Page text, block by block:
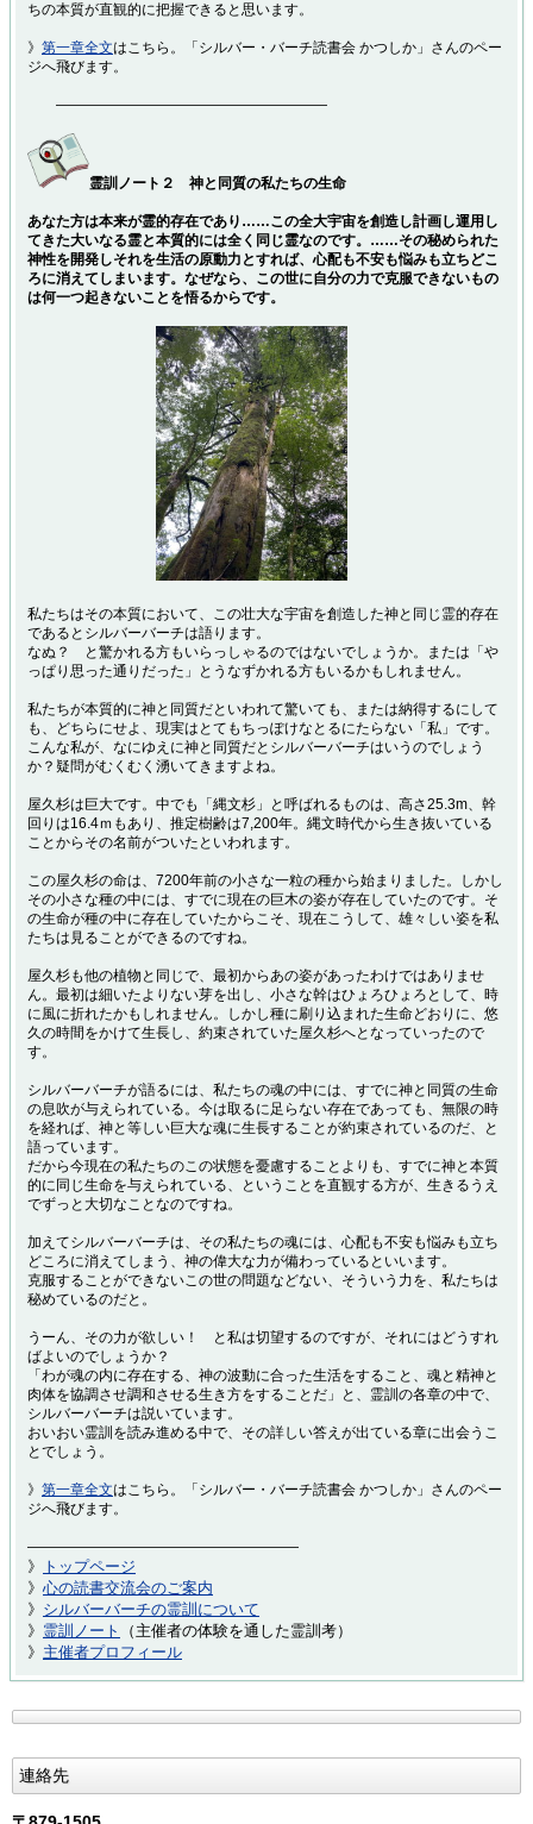
ちの本質が直観的に把握できると思います。
》 第一章全文はこちら。「シルバー・バーチ読書会 かつしか」さんのペー
ジへ飛びます。
―――――――――――――――――――
霊訓ノート２ 神と同質の私たちの生命
あなた方は本来が霊的存在であり……この全大宇宙を創造し計画し運用し
てきた大いなる霊と本質的には全く同じ霊なのです。……その秘められた
神性を開発しそれを生活の原動力とすれば、心配も不安も悩みも立ちどこ
ろに消えてしまいます。なぜなら、この世に自分の力で克服できないもの
は何一つ起きないことを悟るからです。
私たちはその本質において、この壮大な宇宙を創造した神と同じ霊的存在
であるとシルバーバーチは語ります。
なぬ？ と驚かれる方もいらっしゃるのではないでしょうか。または「や
っぱり思った通りだった」とうなずかれる方もいるかもしれません。
私たちが本質的に神と同質だといわれて驚いても、または納得するにして
も、どちらにせよ、現実はとてもちっぽけなとるにたらない「私」です。
こんな私が、なにゆえに神と同質だとシルバーバーチはいうのでしょう
か？疑問がむくむく湧いてきますよね。
屋久杉は巨大です。中でも「縄文杉」と呼ばれるものは、高さ25.3m、幹
回りは16.4ｍもあり、推定樹齢は7,200年。縄文時代から生き抜いている
ことからその名前がついたといわれます。
この屋久杉の命は、7200年前の小さな一粒の種から始まりました。しかし
その小さな種の中には、すでに現在の巨木の姿が存在していたのです。そ
の生命が種の中に存在していたからこそ、現在こうして、雄々しい姿を私
たちは見ることができるのですね。
屋久杉も他の植物と同じで、最初からあの姿があったわけではありませ
ん。最初は細いたよりない芽を出し、小さな幹はひょろひょろとして、時
に風に折れたかもしれません。しかし種に刷り込まれた生命どおりに、悠
久の時間をかけて生長し、約束されていた屋久杉へとなっていったので
す。
シルバーバーチが語るには、私たちの魂の中には、すでに神と同質の生命
の息吹が与えられている。今は取るに足らない存在であっても、無限の時
を経れば、神と等しい巨大な魂に生長することが約束されているのだ、と
語っています。
だから今現在の私たちのこの状態を憂慮することよりも、すでに神と本質
的に同じ生命を与えられている、ということを直観する方が、生きるうえ
でずっと大切なことなのですね。
加えてシルバーバーチは、その私たちの魂には、心配も不安も悩みも立ち
どころに消えてしまう、神の偉大な力が備わっているといいます。
克服することができないこの世の問題などない、そういう力を、私たちは
秘めているのだと。
うーん、その力が欲しい！ と私は切望するのですが、それにはどうすれ
ばよいのでしょうか？
「わが魂の内に存在する、神の波動に合った生活をすること、魂と精神と
肉体を協調させ調和させる生き方をすることだ」と、霊訓の各章の中で、
シルバーバーチは説いています。
おいおい霊訓を読み進める中で、その詳しい答えが出ている章に出会うこ
とでしょう。
》 第一章全文はこちら。「シルバー・バーチ読書会 かつしか」さんのペー
ジへ飛びます。
―――――――――――――――――――
》
トップページ
》 心の読書交流会のご案内
》 シルバーバーチの霊訓について
》 霊訓ノート
（主催者の体験を通した霊訓考）
》 主催者プロフィール
連絡先